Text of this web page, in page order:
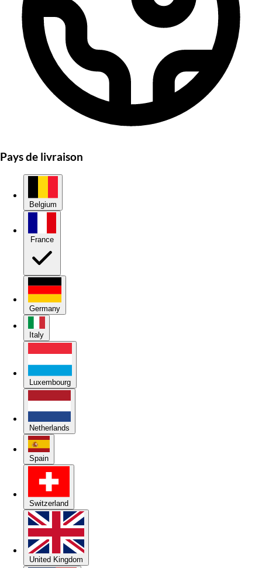
Pays de livraison
Belgium
Germany
Italy
Luxembourg
Netherlands
Spain
Switzerland
United Kingdom